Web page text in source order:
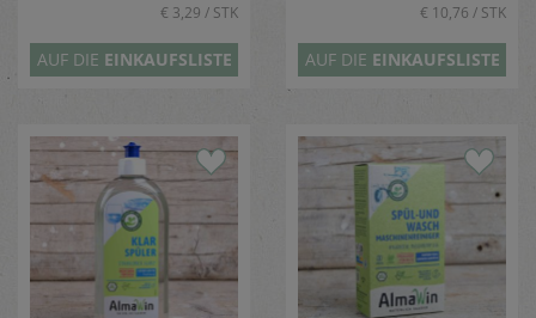
€ 3,29 / STK
AUF DIE EINKAUFSLISTE
€ 10,76 / STK
AUF DIE EINKAUFSLISTE